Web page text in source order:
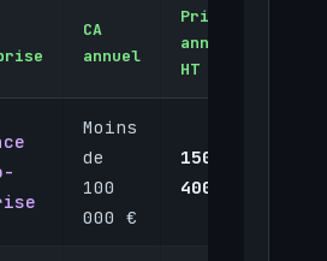
CA
annuel
Prime
annuelle
HT
Moins
de
100
000 €
150 à
400 €